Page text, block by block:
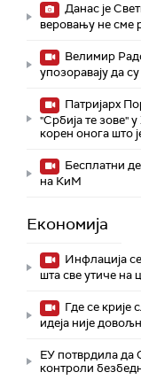
Данас је
веровању не сме
Велимир
упозоравају да
Патријарх
"Србија те зове"
корен онога што
Бесплатни
на КиМ
Економија
Инфлација
шта све утиче на
Где се крије
идеја није
ЕУ потврдила да
контроли